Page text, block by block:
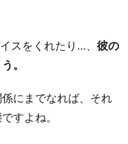
スをくれたり…、 彼の
。
にまでなれば、それ
すよね。